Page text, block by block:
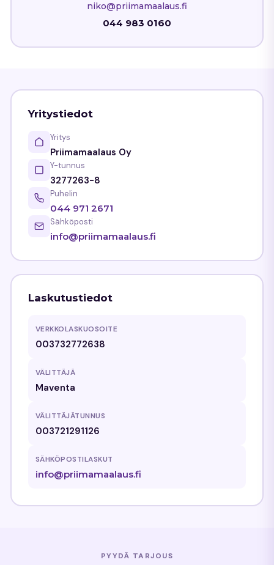
niko@priimamaalaus.fi
044 983 0160
Yritystiedot
Yritys
Priimamaalaus Oy
Y-tunnus
3277263-8
Puhelin
044 971 2671
Sähköposti
info@priimamaalaus.fi
Laskutustiedot
VERKKOLASKUOSOITE
003732772638
VÄLITTÄJÄ
Maventa
VÄLITTÄJÄTUNNUS
003721291126
SÄHKÖPOSTILASKUT
info@priimamaalaus.fi
PYYDÄ TARJOUS